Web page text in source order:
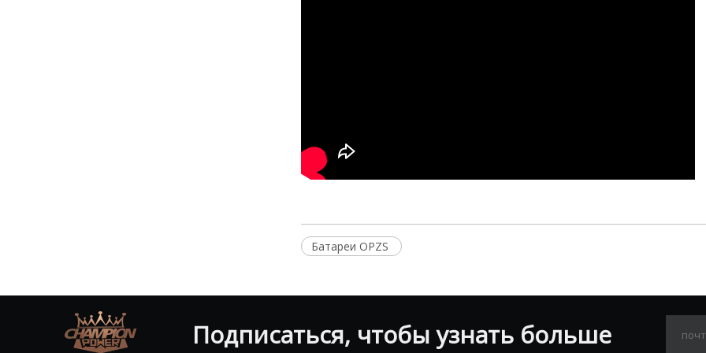
Батареи OPZS
Подписаться, чтобы узнать больше